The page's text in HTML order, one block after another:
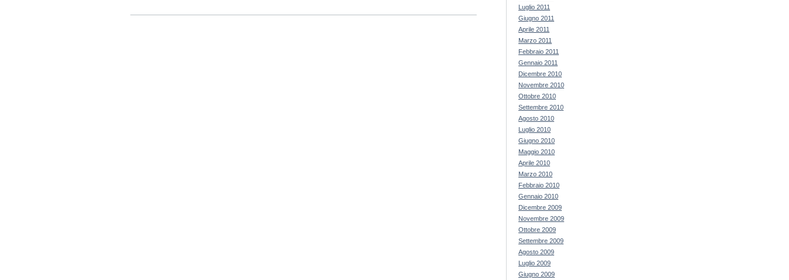
Luglio 2011
Giugno 2011
Aprile 2011
Marzo 2011
Febbraio 2011
Gennaio 2011
Dicembre 2010
Novembre 2010
Ottobre 2010
Settembre 2010
Agosto 2010
Luglio 2010
Giugno 2010
Maggio 2010
Aprile 2010
Marzo 2010
Febbraio 2010
Gennaio 2010
Dicembre 2009
Novembre 2009
Ottobre 2009
Settembre 2009
Agosto 2009
Luglio 2009
Giugno 2009